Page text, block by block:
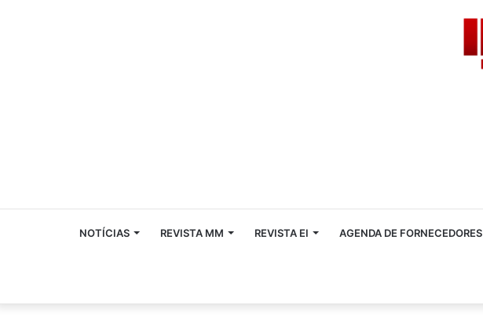
NOTÍCIAS REVISTA MM REVISTA EI AGENDA DE FORNECEDORES